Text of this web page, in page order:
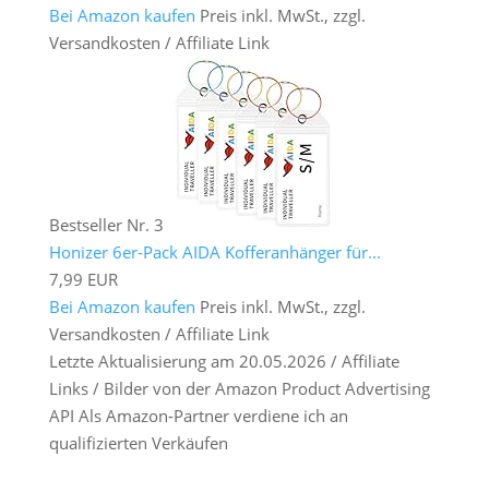
Bei Amazon kaufen Preis inkl. MwSt., zzgl.
Versandkosten / Affiliate Link
Bestseller Nr. 3
Honizer 6er-Pack AIDA Kofferanhänger für...
7,99 EUR
Bei Amazon kaufen Preis inkl. MwSt., zzgl.
Versandkosten / Affiliate Link
Letzte Aktualisierung am 20.05.2026 / Affiliate
Links / Bilder von der Amazon Product Advertising
API Als Amazon-Partner verdiene ich an
qualifizierten Verkäufen